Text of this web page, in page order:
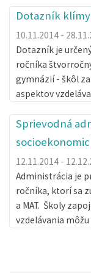
Dotazník
10.11.2014 -
Dotazník je
ročníka
gymnázií - škôl
aspektov
Sprievodná
12.11.2014 -
Administrácia je
ročníka, ktorí sa
a MAT. Školy
vzdelávania